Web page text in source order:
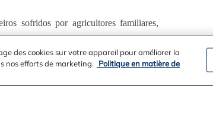
sofridos por agricultores familiares,
des cookies sur votre appareil pour améliorer la
nos efforts de marketing.
Politique en matière de